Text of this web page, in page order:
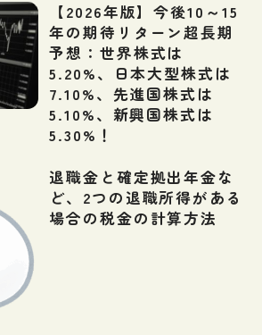
【2026年版】今後10～15
年の期待リターン超長期
予想：世界株式は
5.20%、日本大型株式は
7.10%、先進国株式は
5.10%、新興国株式は
5.30%！
退職金と確定拠出年金な
ど、2つの退職所得がある
場合の税金の計算方法